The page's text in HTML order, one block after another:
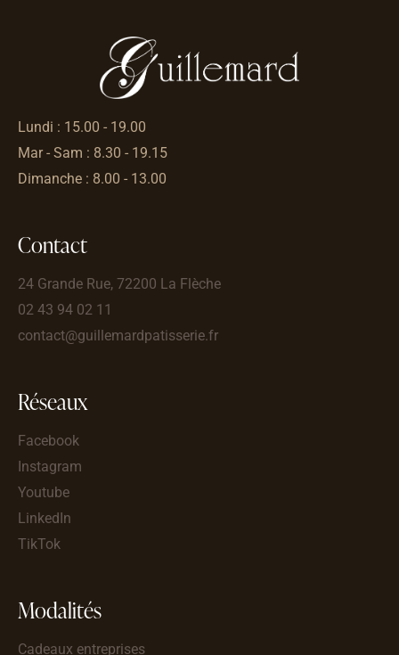
Lundi : 15.00 - 19.00
Mar - Sam : 8.30 - 19.15
Dimanche : 8.00 - 13.00
Contact
24 Grande Rue, 72200 La Flèche
02 43 94 02 11
contact@guillemardpatisserie.fr
Réseaux
Facebook
Instagram
Youtube
LinkedIn
TikTok
Modalités
Cadeaux entreprises